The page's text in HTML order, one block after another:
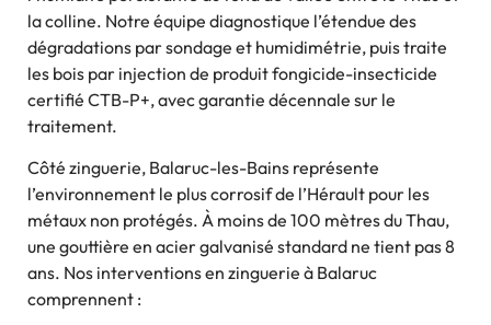
la colline. Notre équipe diagnostique l’étendue des
dégradations par sondage et humidimétrie, puis traite
les bois par injection de produit fongicide-insecticide
certifié CTB-P+, avec garantie décennale sur le
traitement.
Côté zinguerie, Balaruc-les-Bains représente
l’environnement le plus corrosif de l’Hérault pour les
métaux non protégés. À moins de 100 mètres du Thau,
une gouttière en acier galvanisé standard ne tient pas 8
ans. Nos interventions en zinguerie à Balaruc
comprennent :